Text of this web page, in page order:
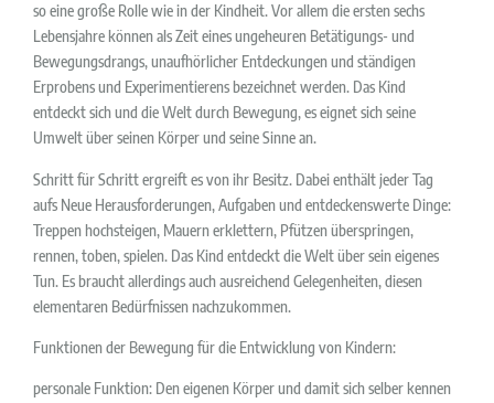
so eine große Rolle wie in der Kindheit. Vor allem die ersten sechs
Lebensjahre können als Zeit eines ungeheuren Betätigungs- und
Bewegungsdrangs, unaufhörlicher Entdeckungen und ständigen
Erprobens und Experimentierens bezeichnet werden. Das Kind
entdeckt sich und die Welt durch Bewegung, es eignet sich seine
Umwelt über seinen Körper und seine Sinne an.
Schritt für Schritt ergreift es von ihr Besitz. Dabei enthält jeder Tag
aufs Neue Herausforderungen, Aufgaben und entdeckenswerte Dinge:
Treppen hochsteigen, Mauern erklettern, Pfützen überspringen,
rennen, toben, spielen. Das Kind entdeckt die Welt über sein eigenes
Tun. Es braucht allerdings auch ausreichend Gelegenheiten, diesen
elementaren Bedürfnissen nachzukommen.
Funktionen der Bewegung für die Entwicklung von Kindern:
personale Funktion: Den eigenen Körper und damit sich selber kennen